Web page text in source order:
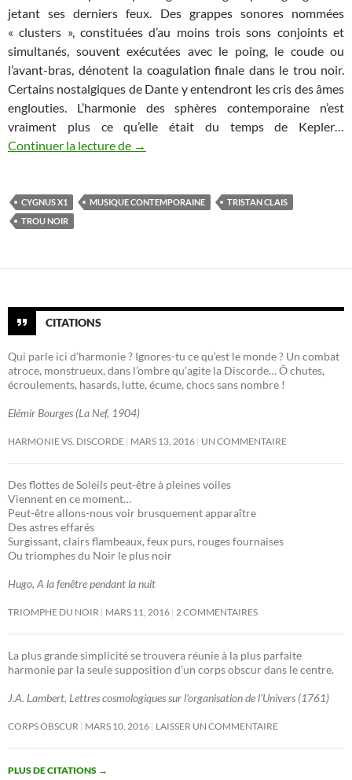
jetant ses derniers feux. Des grappes sonores nommées
« clusters », constituées d’au moins trois sons conjoints et
simultanés, souvent exécutées avec le poing, le coude ou
l’avant-bras, dénotent la coagulation finale dans le trou noir.
Certains nostalgiques de Dante y entendront les cris des âmes
englouties. L’harmonie des sphères contemporaine n’est
vraiment plus ce qu’elle était du temps de Kepler…
Continuer la lecture de Hommage à Tristan Clais, compositeur
→
CYGNUS X1 MUSIQUE CONTEMPORAINE
TRISTAN CLAIS
TROU NOIR
CITATIONS
Qui parle ici d’harmonie ? Ignores-tu ce qu’est le monde ? Un combat
atroce, monstrueux, dans l’ombre qu’agite la Discorde… Ô chutes,
écroulements, hasards, lutte, écume, chocs sans nombre !
Elémir Bourges (La Nef, 1904)
HARMONIE VS. DISCORDE MARS 13, 2016 UN COMMENTAIRE
Des flottes de Soleils peut-être à pleines voiles
Viennent en ce moment…
Peut-être allons-nous voir brusquement apparaître
Des astres effarés
Surgissant, clairs flambeaux, feux purs, rouges fournaises
Ou triomphes du Noir le plus noir
Hugo, A la fenêtre pendant la nuit
TRIOMPHE DU NOIR MARS 11, 2016 2 COMMENTAIRES
La plus grande simplicité se trouvera réunie à la plus parfaite
harmonie par la seule supposition d’un corps obscur dans le centre.
J.A. Lambert, Lettres cosmologiques sur l’organisation de l’Univers (1761)
CORPS OBSCUR MARS 10, 2016 LAISSER UN COMMENTAIRE
PLUS DE CITATIONS →